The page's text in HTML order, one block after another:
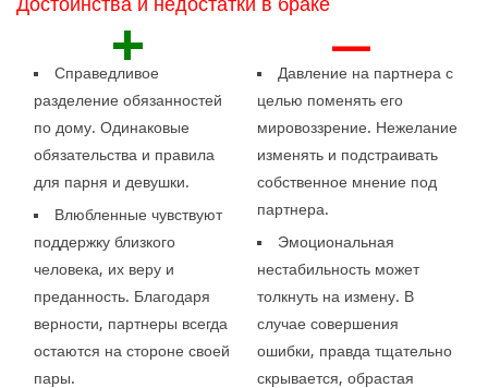
+
Справедливое
разделение обязанностей
по дому. Одинаковые
обязательства и правила
для парня и девушки.
Влюбленные чувствуют
поддержку близкого
человека, их веру и
преданность. Благодаря
верности, партнеры всегда
остаются на стороне своей
пары.
—
Давление на партнера с
целью поменять его
мировоззрение. Нежелание
изменять и подстраивать
собственное мнение под
партнера.
Эмоциональная
нестабильность может
толкнуть на измену. В
случае совершения
ошибки, правда тщательно
скрывается, обрастая